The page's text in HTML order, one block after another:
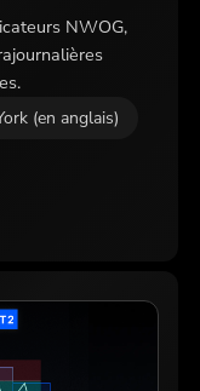
NWOG,
(en anglais)